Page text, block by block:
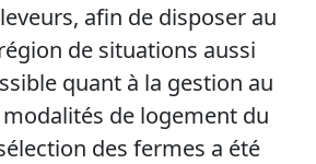
afin de disposer au
de situations aussi
quant à la gestion au
de logement du
des fermes a été